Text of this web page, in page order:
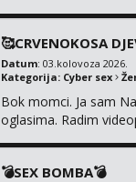
dovoljna uvije...
🥰CRVENOKOSA
Datum: 03.kolovoza 2026.
Kategorija: Cyber sex
Bok momci. Ja sam
oglasima. Radim
💣SEX BOMBA💣